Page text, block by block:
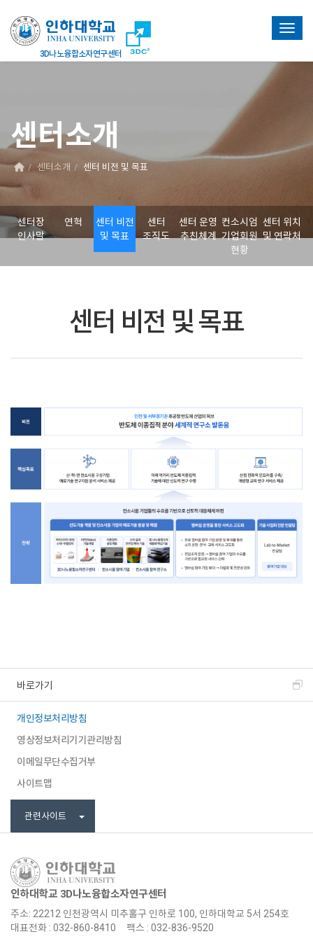
센터소개
센터소개 센터 비전 및 목표
센터장
인사말
연혁
센터 비전
및 목표
센터
조직도
센터 운영
추친체계
컨소시엄
기업회원
현황
센터 위치
및 연락처
센터 비전 및 목표
바로가기
개인정보처리방침
영상정보처리기기관리방침
이메일무단수집거부
사이트맵
관련사이트
인하대학교 3D나노융합소자연구센터
주소: 22212 인천광역시 미추홀구 인하로 100, 인하대학교 5서 254호
대표전화 : 032-860-8410
팩스 : 032-836-9520